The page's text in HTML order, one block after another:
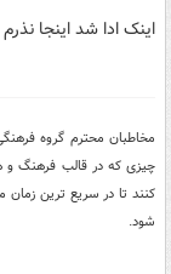
اینک ادا شد این­جا نذرم
مخاطبان محترم گروه
چیزی که در قالب فرهنگ و
کنند تا در سریع ترین
شود.